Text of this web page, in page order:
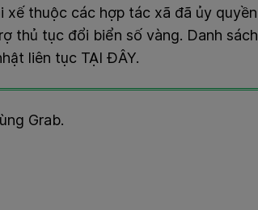
xế thuộc các hợp tác xã đã ủy quyền
thủ tục đổi biển số vàng. Danh sách
liên tục TẠI ĐÂY.
Grab.